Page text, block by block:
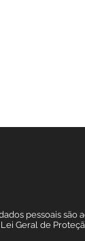
pessoais são
Geral de